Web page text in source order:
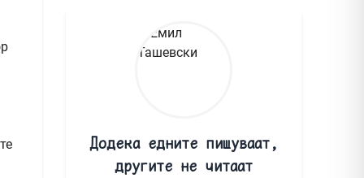
Додека едните пишуваат,
другите не читаат